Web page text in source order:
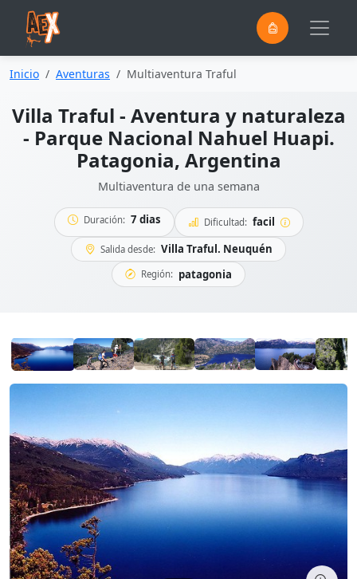
Inicio Aventuras Multiaventura Traful
Villa Traful - Aventura y naturaleza
- Parque Nacional Nahuel Huapi.
Patagonia, Argentina
Multiaventura de una semana
Duración: 7 dias Dificultad: facil
Salida desde: Villa Traful. Neuquén
Región: patagonia